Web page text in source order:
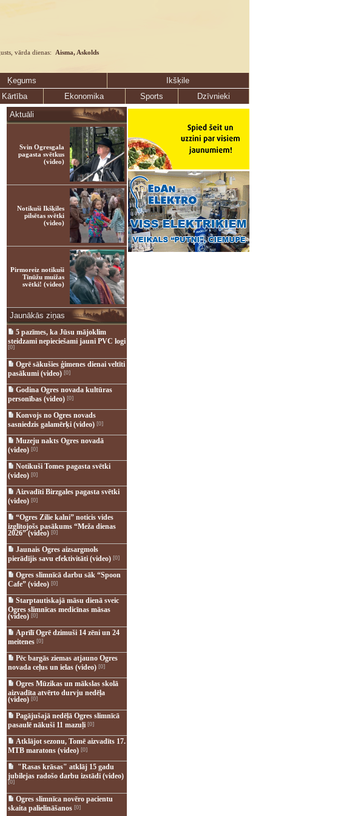
vārda dienas: Aisma, Askolds
Ķegums
Ikšķile
Kārtība Ekonomika Sports
Dzīvnieki
Aktuāli
Svin Ogresgala
pagasta svētkus
(video)
Notikuši Ikšķiles
pilsētas svētki
(video)
Pirmoreiz notikuši
Tīnūžu muižas
svētki! (video)
Jaunākās ziņas
5 pazīmes, ka Jūsu mājoklim
steidzami nepieciešami jauni PVC logi
[0]
Ogrē sākušies ģimenes dienai veltīti
pasākumi (video)[0]
Godina Ogres novada kultūras
personības (video)[0]
Konvojs no Ogres novads
sasniedzis galamērķi (video)[0]
Muzeju nakts Ogres novadā
(video)[0]
Notikuši Tomes pagasta svētki
(video)[0]
Aizvadīti Birzgales pagasta svētki
(video)[0]
“Ogres Zilie kalni” noticis vides
izglītojošs pasākums “Meža dienas
2026” (video)[0]
Jaunais Ogres aizsargmols
pierādījis savu efektivitāti (video)[0]
Ogres slimnīcā darbu sāk “Spoon
Cafe” (video)[0]
Starptautiskajā māsu dienā sveic
Ogres slimnīcas medicīnas māsas
(video)[0]
Aprīlī Ogrē dzimuši 14 zēni un 24
meitenes [0]
Pēc bargās ziemas atjauno Ogres
novada ceļus un ielas (video)[0]
Ogres Mūzikas un mākslas skolā
aizvadīta atvērto durvju nedēļa
(video)[0]
Pagājušajā nedēļā Ogres slimnīcā
pasaulē nākuši 11 mazuļi[0]
Atklājot sezonu, Tomē aizvadīts 17.
MTB maratons (video)[0]
"Rasas krāsas" atklāj 15 gadu
jubilejas radošo darbu izstādi (video)
[0]
Ogres slimnīca novēro pacientu
skaita palielināšanos [0]